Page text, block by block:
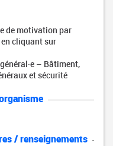
de motivation par
cliquant sur
– Bâtiment,
et sécurité
/ renseignements